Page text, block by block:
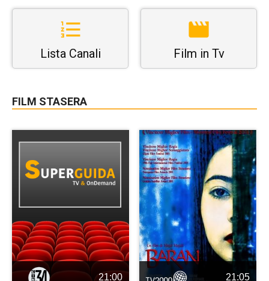
Lista Canali Film in Tv
FILM STASERA
21:00 21:05